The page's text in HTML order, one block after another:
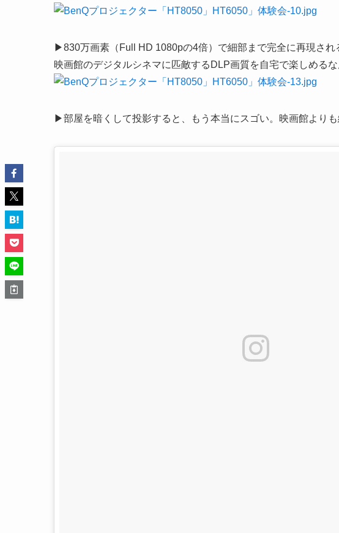
▶830万画素（Full HD 1080pの4倍）で細部まで完全に再現され
映画館のデジタルシネマに匹敵するDLP画質を自宅で楽しめる
▶部屋を暗くして投影すると、もう本当にスゴい。映画館よりも